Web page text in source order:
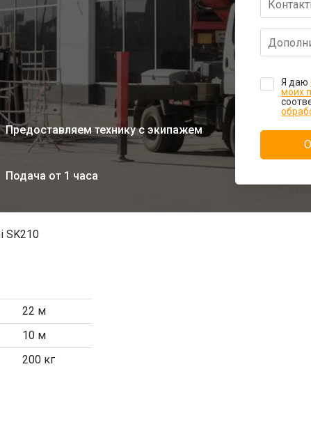
Предоставляем технику с экипажем
Подача от 1 часа
Я даю
моих
SK210
22 м
10 м
200 кг